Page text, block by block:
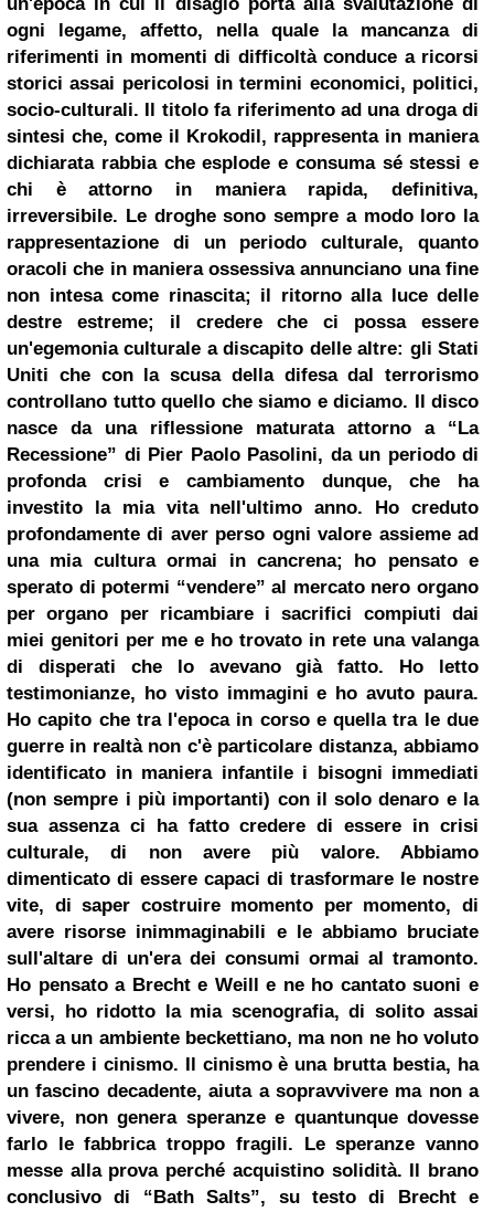
ogni legame, affetto, nella quale la mancanza di
riferimenti in momenti di difficoltà conduce a ricorsi
storici assai pericolosi in termini economici, politici,
socio-culturali. Il titolo fa riferimento ad una droga di
sintesi che, come il Krokodil, rappresenta in maniera
dichiarata rabbia che esplode e consuma sé stessi e
chi è attorno in maniera rapida, definitiva,
irreversibile. Le droghe sono sempre a modo loro la
rappresentazione di un periodo culturale, quanto
oracoli che in maniera ossessiva annunciano una fine
non intesa come rinascita; il ritorno alla luce delle
destre estreme; il credere che ci possa essere
un'egemonia culturale a discapito delle altre: gli Stati
Uniti che con la scusa della difesa dal terrorismo
controllano tutto quello che siamo e diciamo. Il disco
nasce da una riflessione maturata attorno a “La
Recessione” di Pier Paolo Pasolini, da un periodo di
profonda crisi e cambiamento dunque, che ha
investito la mia vita nell'ultimo anno. Ho creduto
profondamente di aver perso ogni valore assieme ad
una mia cultura ormai in cancrena; ho pensato e
sperato di potermi “vendere” al mercato nero organo
per organo per ricambiare i sacrifici compiuti dai
miei genitori per me e ho trovato in rete una valanga
di disperati che lo avevano già fatto. Ho letto
testimonianze, ho visto immagini e ho avuto paura.
Ho capito che tra l'epoca in corso e quella tra le due
guerre in realtà non c'è particolare distanza, abbiamo
identificato in maniera infantile i bisogni immediati
(non sempre i più importanti) con il solo denaro e la
sua assenza ci ha fatto credere di essere in crisi
culturale, di non avere più valore. Abbiamo
dimenticato di essere capaci di trasformare le nostre
vite, di saper costruire momento per momento, di
avere risorse inimmaginabili e le abbiamo bruciate
sull'altare di un'era dei consumi ormai al tramonto.
Ho pensato a Brecht e Weill e ne ho cantato suoni e
versi, ho ridotto la mia scenografia, di solito assai
ricca a un ambiente beckettiano, ma non ne ho voluto
prendere i cinismo. Il cinismo è una brutta bestia, ha
un fascino decadente, aiuta a sopravvivere ma non a
vivere, non genera speranze e quantunque dovesse
farlo le fabbrica troppo fragili. Le speranze vanno
messe alla prova perché acquistino solidità. Il brano
conclusivo di “Bath Salts”, su testo di Brecht e